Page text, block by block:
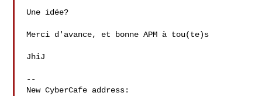
Une idée?
Merci d'avance, et bonne APM à tou(te)s
JhiJ
--
New CyberCafe address: